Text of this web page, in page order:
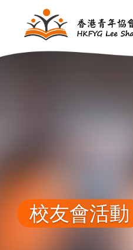
移至主內容
校友會活動